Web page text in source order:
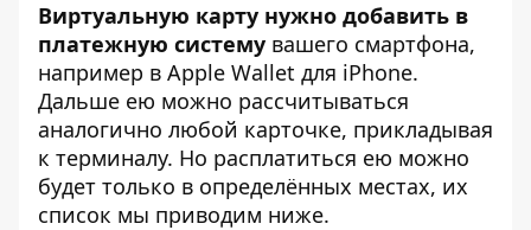
Виртуальную карту нужно добавить в
платежную систему вашего смартфона,
например в Apple Wallet для iPhone.
Дальше ею можно рассчитываться
аналогично любой карточке, прикладывая
к терминалу. Но расплатиться ею можно
будет только в определённых местах, их
список мы приводим ниже.